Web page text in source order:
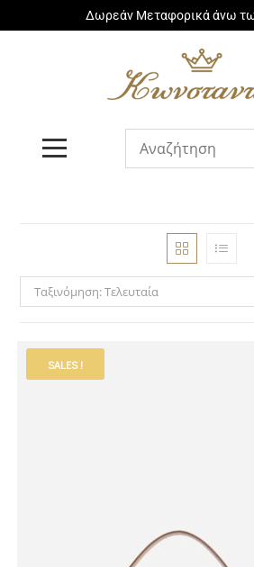
Δωρεάν Μεταφορικά άνω
Ταξινόμηση: Τελευταία
SALES !